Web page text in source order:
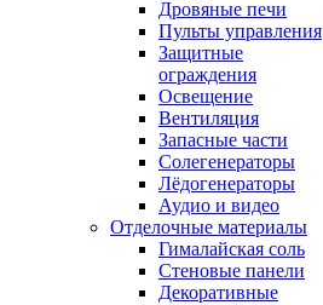
Дровяные печи
Пульты управления
Защитные
ограждения
Освещение
Вентиляция
Запасные части
Солегенераторы
Лёдогенераторы
Аудио и видео
Отделочные материалы
Гималайская соль
Стеновые панели
Декоративные